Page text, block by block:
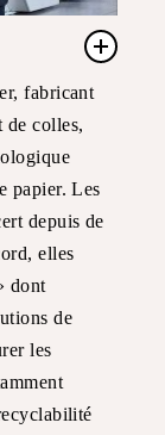
fabricant
de colles,
papier. Les
depuis de
elles
dont
de
les